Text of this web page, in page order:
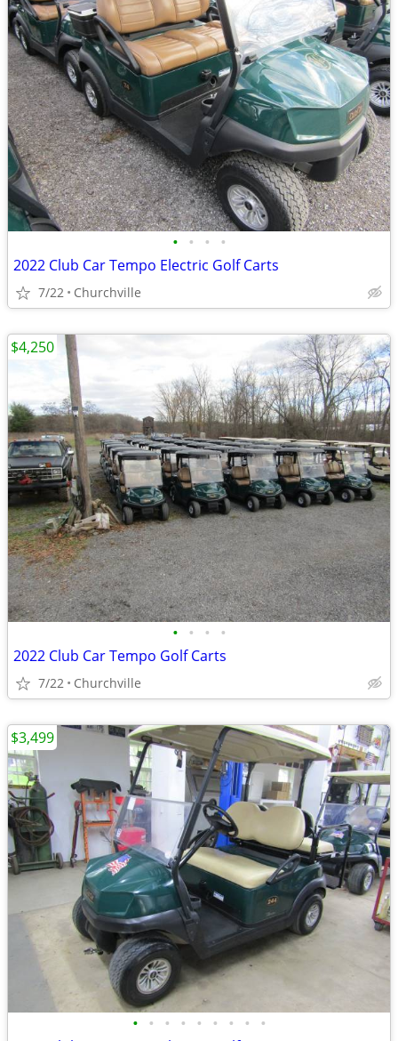
• • • •
2022 Club Car Tempo Electric Golf Carts
7/22 Churchville
• • • •
2022 Club Car Tempo Golf Carts
7/22 Churchville
$4,250
• • • • • • • • •
$3,499